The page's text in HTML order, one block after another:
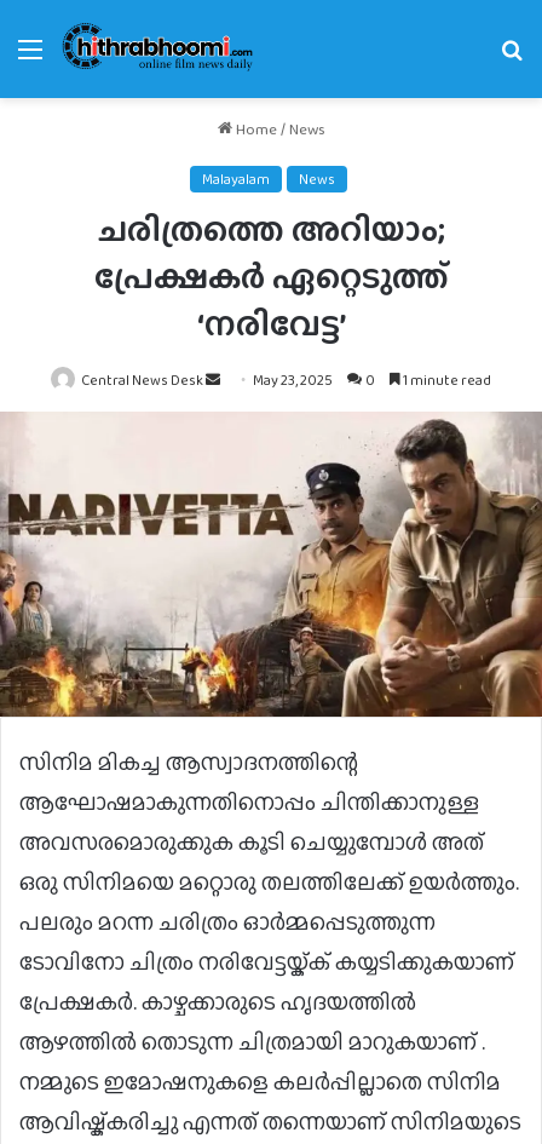
Menu
Home/News
Malayalam News
ചരിത്രത്തെ അറിയാം;
പ്രേക്ഷകർ ഏറ്റെടുത്ത്
‘നരിവേട്ട’
Central News Desk
Send
an
May 23, 2025 0 1 minute read
സിനിമ മികച്ച ആസ്വാദനത്തിന്റെ
ആഘോഷമാകുന്നതിനൊപ്പം ചിന്തിക്കാനുള്ള
അവസരമൊരുക്കുക കൂടി ചെയ്യുമ്പോൾ അത്
ഒരു സിനിമയെ മറ്റൊരു തലത്തിലേക്ക് ഉയർത്തും.
പലരും മറന്ന ചരിത്രം ഓർമ്മപ്പെടുത്തുന്ന
ടോവിനോ ചിത്രം നരിവേട്ടയ്ക്ക് കയ്യടിക്കുകയാണ്
പ്രേക്ഷകർ. കാഴ്ചക്കാരുടെ ഹൃദയത്തിൽ
ആഴത്തിൽ തൊടുന്ന ചിത്രമായി മാറുകയാണ് .
നമ്മുടെ ഇമോഷനുകളെ കലർപ്പില്ലാതെ സിനിമ
ആവിഷ്ക്കരിച്ചു എന്നത് തന്നെയാണ് സിനിമയുടെ